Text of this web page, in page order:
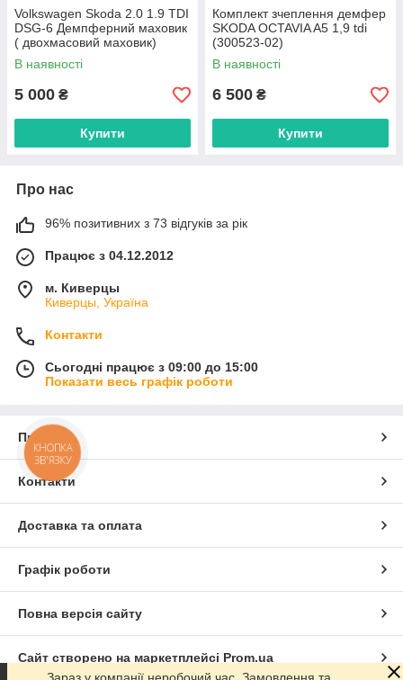
Volkswagen Skoda 2.0 1.9 TDI
DSG-6 Демпферний маховик
( двохмасовий маховик)
В наявності
5 000 ₴
Купити
Комплект зчеплення демфер
SKODA OCTAVIA A5 1,9 tdi
(300523-02)
В наявності
6 500 ₴
Купити
Про нас
96% позитивних з 73 відгуків за рік
Працює з 04.12.2012
м. Киверцы
Киверцы, Україна
Контакти
Сьогодні працює з 09:00 до 15:00
Показати весь графік роботи
Про нас
Контакти
Доставка та оплата
Графік роботи
Повна версія сайту
Сайт створено на маркетплейсі Prom.ua
КНОПКА
ЗВ'ЯЗКУ